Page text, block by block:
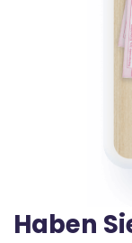
Haben